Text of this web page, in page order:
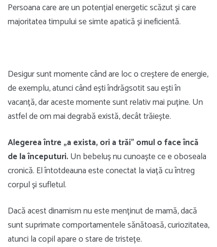
Persoana care are un potențial energetic scăzut și care
majoritatea timpului se simte apatică și ineficientă.
Desigur sunt momente când are loc o creștere de energie,
de exemplu, atunci când ești îndrăgsotit sau ești în
vacanță, dar aceste momente sunt relativ mai puține. Un
astfel de om mai degrabă există, decât trăiește.
Alegerea între „a exista, ori a trăi” omul o face încă
de la începuturi.Un bebeluș nu cunoaște ce e oboseala
cronică. El întotdeauna este conectat la viață cu întreg
corpul și sufletul.
Dacă acest dinamism nu este menținut de mamă, dacă
sunt suprimate comportamentele sănătoasă, curiozitatea,
atunci la copil apare o stare de tristețe.